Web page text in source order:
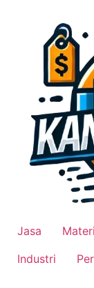
Jasa
Industri